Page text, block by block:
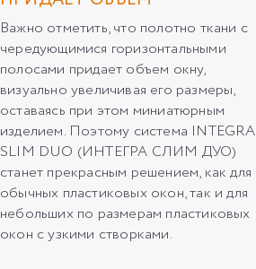
Важно отметить, что полотно ткани с
чередующимися горизонтальными
полосами придает объем окну,
визуально увеличивая его размеры,
оставаясь при этом миниатюрным
изделием. Поэтому система INTEGRA
SLIM DUO (ИНТЕГРА СЛИМ ДУО)
станет прекрасным решением, как для
обычных пластиковых окон, так и для
небольших по размерам пластиковых
окон с узкими створками.